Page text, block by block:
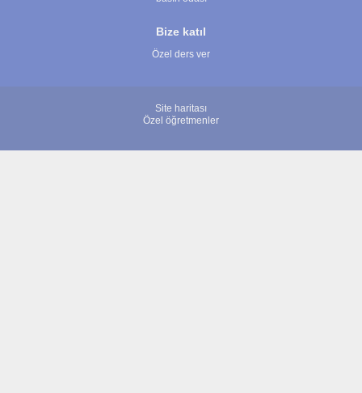
Bize katıl
Özel ders ver
Site haritası
Özel öğretmenler